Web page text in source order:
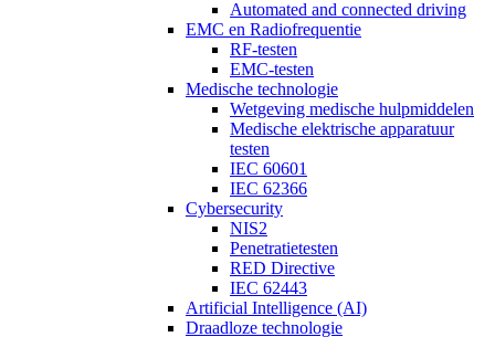
Automated and connected driving
EMC en Radiofrequentie
RF-testen
EMC-testen
Medische technologie
Wetgeving medische hulpmiddelen
Medische elektrische apparatuur
testen
IEC 60601
IEC 62366
Cybersecurity
NIS2
Penetratietesten
RED Directive
IEC 62443
Artificial Intelligence (AI)
Draadloze technologie